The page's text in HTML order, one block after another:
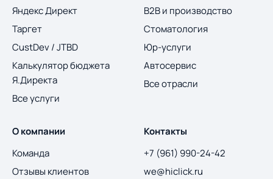
Яндекс Директ
Таргет
CustDev / JTBD
Калькулятор бюджета
Я.Директа
Все услуги
B2B и производство
Стоматология
Юр-услуги
Автосервис
Все отрасли
О компании
Команда
Отзывы клиентов
Контакты
+7 (961) 990-24-42
we@hiclick.ru